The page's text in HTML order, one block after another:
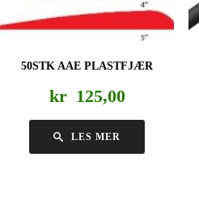
50STK AAE PLASTFJÆR
kr 125,00
LES MER